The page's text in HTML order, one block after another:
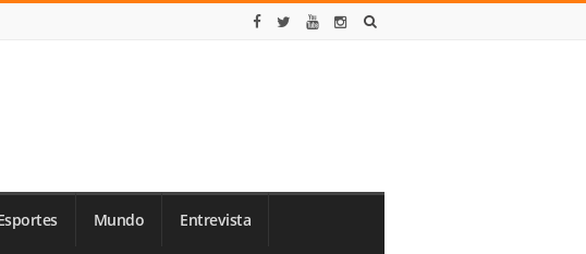
Mundo Entrevista